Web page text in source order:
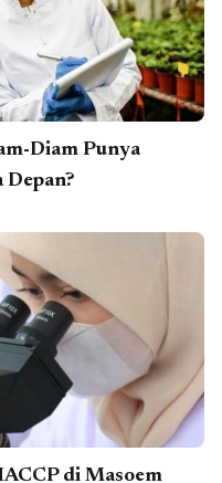
Diam Punya
Depan?
di Masoem